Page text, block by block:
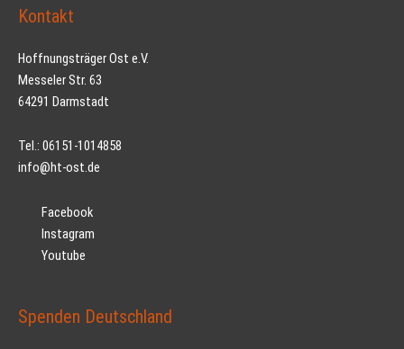
Kontakt
Hoffnungsträger Ost e.V.
Messeler Str. 63
64291 Darmstadt
Tel.: 06151-1014858
info@ht-ost.de
Facebook
Instagram
Youtube
Spenden Deutschland